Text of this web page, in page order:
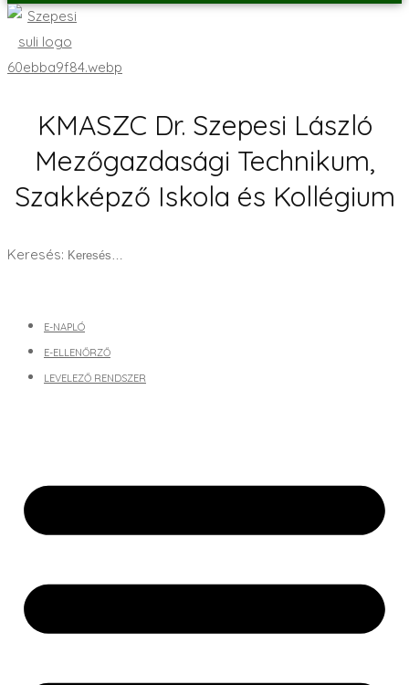
KMASZC Dr. Szepesi László
Mezőgazdasági Technikum,
Szakképző Iskola és Kollégium
Keresés:
E-NAPLÓ
E-ELLENŐRZŐ
LEVELEZŐ RENDSZER